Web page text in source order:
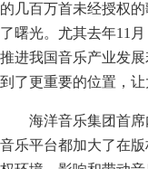
的几百万首未经授权
了曙光。尤其去年11
推进我国音乐产业发
到了更重要的位置，让
海洋音乐集团首
音乐平台都加大了在